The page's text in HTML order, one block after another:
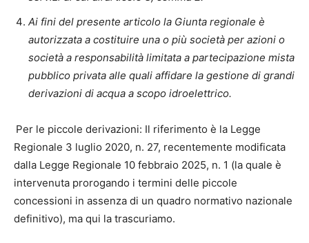
Ai fini del presente articolo la Giunta regionale è
autorizzata a costituire una o più società per azioni o
società a responsabilità limitata a partecipazione mista
pubblico privata alle quali affidare la gestione di grandi
derivazioni di acqua a scopo idroelettrico.
Per le piccole derivazioni: Il riferimento è la Legge
Regionale 3 luglio 2020, n. 27, recentemente modificata
dalla Legge Regionale 10 febbraio 2025, n. 1 (la quale è
intervenuta prorogando i termini delle piccole
concessioni in assenza di un quadro normativo nazionale
definitivo), ma qui la trascuriamo.